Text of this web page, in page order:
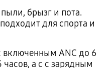
брызг и пота.
для спорта и
включенным ANC до 6
часов, а с с зарядным